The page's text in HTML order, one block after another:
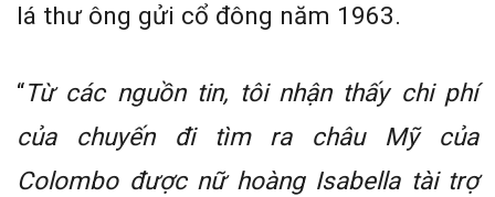
lá thư ông gửi cổ đông năm 1963.
“Từ các nguồn tin, tôi nhận thấy chi phí
của chuyến đi tìm ra châu Mỹ của
Colombo được nữ hoàng Isabella tài trợ